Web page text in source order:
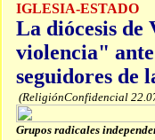
IGLESIA-ESTADO
La diócesis
violencia"
seguidores de
(ReligiónConfidencial
Grupos radicales